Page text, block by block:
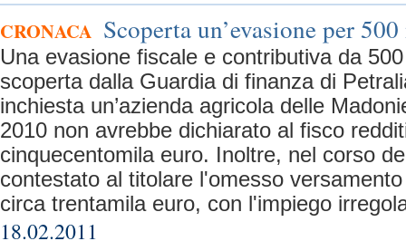
CRONACA Scoperta un’evasione per
Una evasione fiscale e contributiva da
scoperta dalla Guardia di finanza di
inchiesta un’azienda agricola delle
2010 non avrebbe dichiarato al fisco
cinquecentomila euro. Inoltre, nel corso
contestato al titolare l'omesso
circa trentamila euro, con l'impiego
18.02.2011